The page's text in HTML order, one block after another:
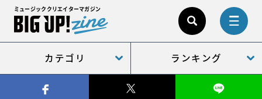
ミュージッククリエイターマガジン
カテゴリ ランキング